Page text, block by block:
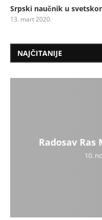
Srpski naučnik u
13. mart 2020.
NAJČITANIJE
Radosav
10.